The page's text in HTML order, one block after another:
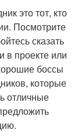
это тот, кто
Посмотрите
сказать
в проекте или
боссы
которые
отличные